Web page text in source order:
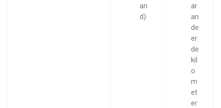
an
d)
ar
an
de
er
de
kil
o
m
et
er